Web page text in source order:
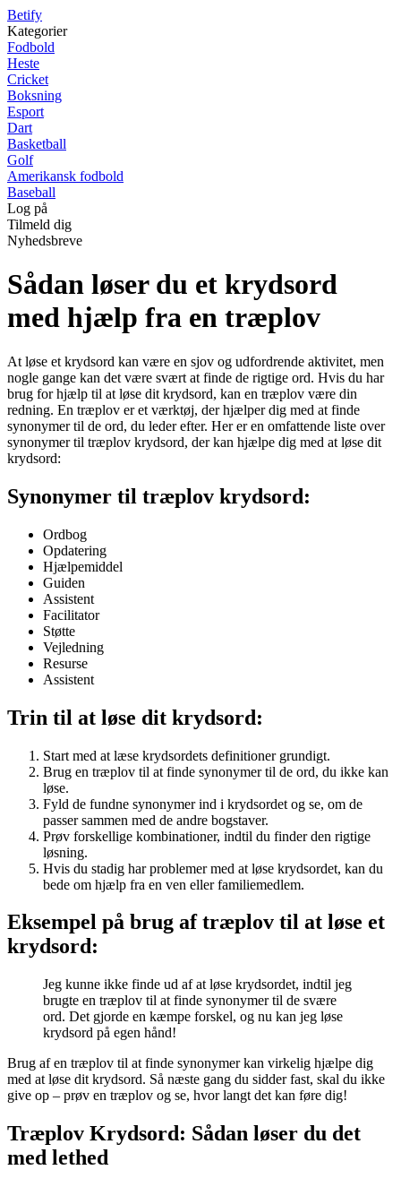
Betify
Kategorier
Fodbold
Heste
Cricket
Boksning
Esport
Dart
Basketball
Golf
Amerikansk fodbold
Baseball
Log på
Tilmeld dig
Nyhedsbreve
Sådan løser du et krydsord
med hjælp fra en træplov
At løse et krydsord kan være en sjov og udfordrende aktivitet, men
nogle gange kan det være svært at finde de rigtige ord. Hvis du har
brug for hjælp til at løse dit krydsord, kan en træplov være din
redning. En træplov er et værktøj, der hjælper dig med at finde
synonymer til de ord, du leder efter. Her er en omfattende liste over
synonymer til træplov krydsord, der kan hjælpe dig med at løse dit
krydsord:
Synonymer til træplov krydsord:
Ordbog
Opdatering
Hjælpemiddel
Guiden
Assistent
Facilitator
Støtte
Vejledning
Resurse
Assistent
Trin til at løse dit krydsord:
Start med at læse krydsordets definitioner grundigt.
Brug en træplov til at finde synonymer til de ord, du ikke kan
løse.
Fyld de fundne synonymer ind i krydsordet og se, om de
passer sammen med de andre bogstaver.
Prøv forskellige kombinationer, indtil du finder den rigtige
løsning.
Hvis du stadig har problemer med at løse krydsordet, kan du
bede om hjælp fra en ven eller familiemedlem.
Eksempel på brug af træplov til at løse et
krydsord:
Jeg kunne ikke finde ud af at løse krydsordet, indtil jeg
brugte en træplov til at finde synonymer til de svære
ord. Det gjorde en kæmpe forskel, og nu kan jeg løse
krydsord på egen hånd!
Brug af en træplov til at finde synonymer kan virkelig hjælpe dig
med at løse dit krydsord. Så næste gang du sidder fast, skal du ikke
give op – prøv en træplov og se, hvor langt det kan føre dig!
Træplov Krydsord: Sådan løser du det
med lethed